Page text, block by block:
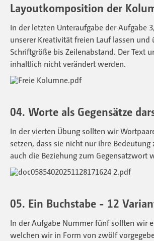
Layoutkomposition der
In der letzten Unteraufgabe der Aufgabe
unserer Kreativität freien Lauf lassen
Schriftgröße bis Zeilenabstand. Der Text
inhaltlich nicht verändert werden.
04. Worte als Gegensätze
In der vierten Übung sollten wir
setzen, dass sie nicht nur ihre
auch die Beziehung zum Gegensatzwort
05. Ein Buchstabe - 12
In der Aufgabe Nummer fünf sollten wir
welchen wir in Form von zwölf